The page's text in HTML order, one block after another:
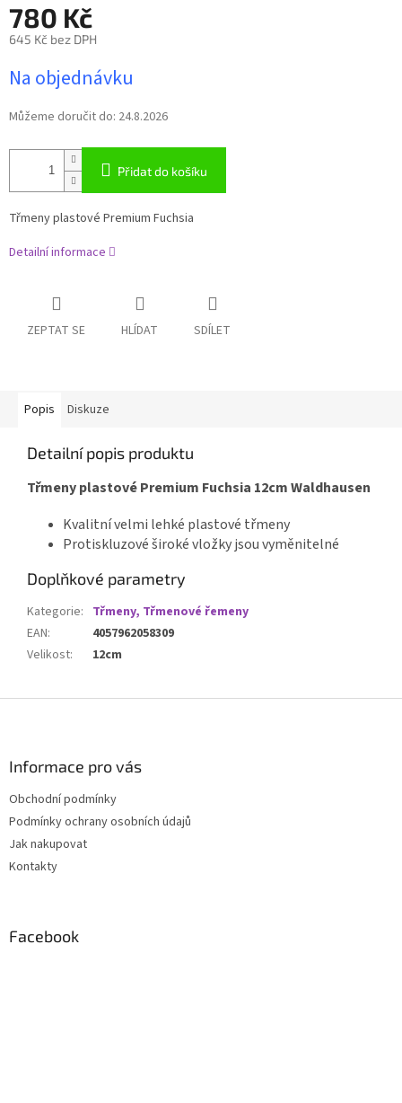
780 Kč
645 Kč bez DPH
cena:
Na objednávku
Můžeme doručit do: 24.8.2026
Přidat do košíku
Třmeny plastové Premium Fuchsia
Detailní informace
ZEPTAT SE HLÍDAT SDÍLET
Popis Diskuze
Detailní popis produktu
Třmeny plastové Premium Fuchsia 12cm Waldhausen
Kvalitní velmi lehké plastové třmeny
Protiskluzové široké vložky jsou vyměnitelné
Doplňkové parametry
Kategorie: Třmeny, Třmenové řemeny
EAN:
4057962058309
Velikost: 12cm
Informace pro vás
Obchodní podmínky
Podmínky ochrany osobních údajů
Jak nakupovat
Kontakty
Facebook